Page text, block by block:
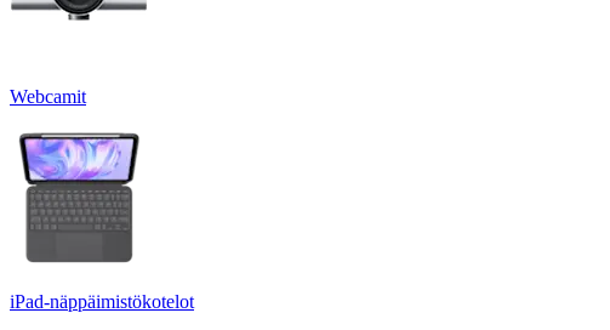
Webcamit
iPad-näppäimistökotelot